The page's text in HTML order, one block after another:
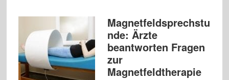
Magnetfeldsprechstu
nde: Ärzte
beantworten Fragen
zur
Magnetfeldtherapie